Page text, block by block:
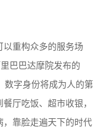
重构众多的服务场
巴巴达摩院发布的
数字身份将成为人的第
厅吃饭、超市收银，
靠脸走遍天下的时代